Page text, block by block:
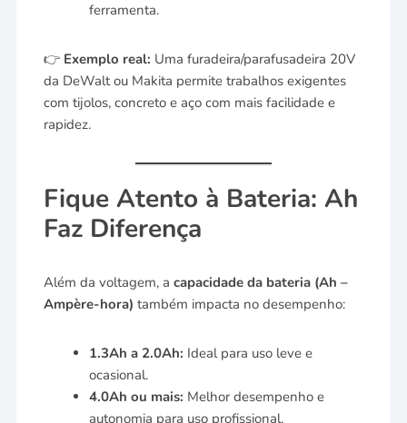
ferramenta.
👉 Exemplo real: Uma furadeira/parafusadeira 20V
da DeWalt ou Makita permite trabalhos exigentes
com tijolos, concreto e aço com mais facilidade e
rapidez.
Fique Atento à Bateria: Ah
Faz Diferença
Além da voltagem, acapacidade da bateria (Ah –
Ampère-hora) também impacta no desempenho:
1.3Ah a 2.0Ah: Ideal para uso leve e
ocasional.
4.0Ah ou mais: Melhor desempenho e
autonomia para uso profissional.